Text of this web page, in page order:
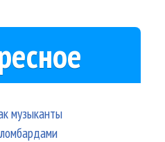
музыканты